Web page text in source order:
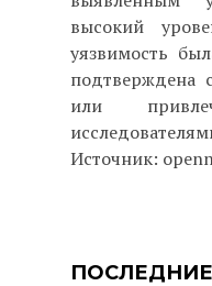
высокий
уязвимость
подтверждена
или
Источник: